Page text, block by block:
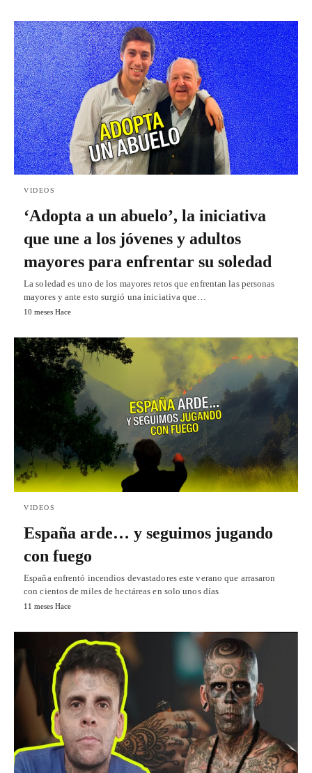
VIDEOS
‘Adopta a un abuelo’, la iniciativa
que une a los jóvenes y adultos
mayores para enfrentar su soledad
La soledad es uno de los mayores retos que enfrentan las personas
mayores y ante esto surgió una iniciativa que…
10 meses Hace
VIDEOS
España arde… y seguimos jugando
con fuego
España enfrentó incendios devastadores este verano que arrasaron
con cientos de miles de hectáreas en solo unos días
11 meses Hace